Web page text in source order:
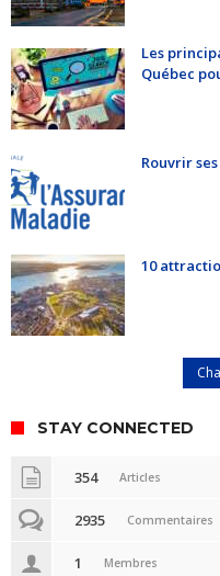
Les
Québec
Rouvrir
10
STAY CONNECTED
354 Articles
2935 Commentaires
1 Membres